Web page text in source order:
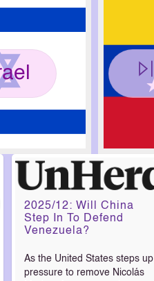
2025/12: Will China
Step In To Defend
Venezuela?
As the United States steps up
pressure to remove Nicolás